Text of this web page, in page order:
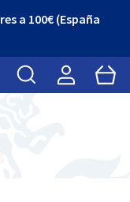
a 100€ (España
Buscar Cart